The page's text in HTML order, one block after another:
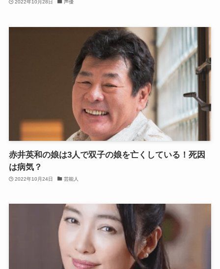
2022年10月28日 声優
赤井英和の娘は3人で双子の娘を亡くしている！死因
は病気？
2022年10月24日 芸能人